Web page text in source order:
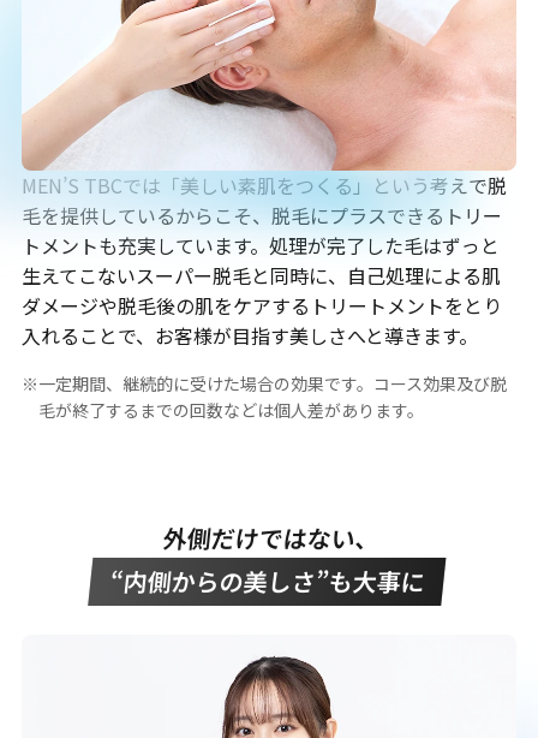
MEN’S TBCでは「美しい素肌をつくる」という考えで脱
毛を提供しているからこそ、脱毛にプラスできるトリー
トメントも充実しています。処理が完了した毛はずっと
生えてこないスーパー脱毛と同時に、自己処理による肌
ダメージや脱毛後の肌をケアするトリートメントをとり
入れることで、お客様が目指す美しさへと導きます。
一定期間、継続的に受けた場合の効果です。コース効果及び脱
毛が終了するまでの回数などは個人差があります。
外側だけではない、
“内側からの美しさ”も大事に